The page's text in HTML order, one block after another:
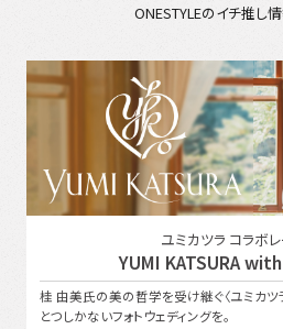
ONESTYLEのイチ推し
ユミカツラ コラボ
YUMI KATSURA
桂 由美氏の美の哲学を受け継ぐ〈ユミカツ
とつしかないフォトウェディングを。